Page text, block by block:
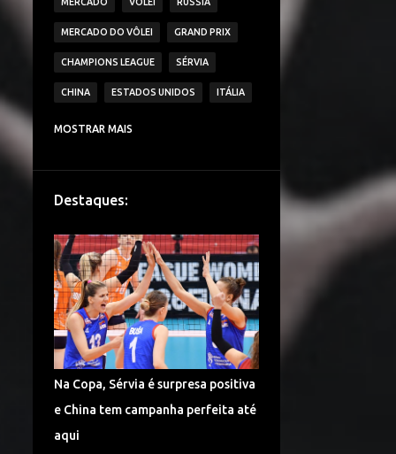
MERCADO DO VÔLEI GRAND PRIX
CHAMPIONS LEAGUE SÉRVIA
CHINA ESTADOS UNIDOS ITÁLIA
IGOR VOLLEY NOVARA LESÕES
TURQUIA DENTIL PRAIA CLUBE
É CAMPEÃO!
CAMPEONATO TURCO DE VÔLEI
COPA DO MUNDO ALEMANHA VÔLEI
CHINA VÔLEI LIGA RUSSA DE VÔLEI
MOSTRAR MAIS
Destaques:
Na Copa, Sérvia é surpresa positiva
e China tem campanha perfeita até
aqui